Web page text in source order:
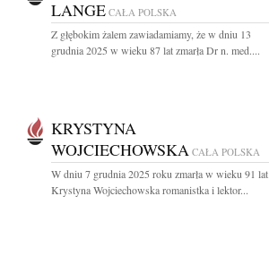
LANGE CAŁA POLSKA
Z głębokim żalem zawiadamiamy, że w dniu 13
grudnia 2025 w wieku 87 lat zmarła Dr n. med....
KRYSTYNA
WOJCIECHOWSKA CAŁA POLSKA
W dniu 7 grudnia 2025 roku zmarła w wieku 91 lat
Krystyna Wojciechowska romanistka i lektor...